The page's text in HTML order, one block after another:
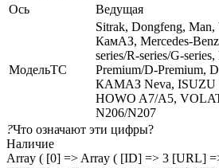
Ось
Ведущая
МодельТС
Sitrak, Dongfeng,
КамАЗ, Mercedes-
series/R-series/G-
Premium/D-
КАМАЗ Neva, ISUZU
HOWO A7/A5,
N206/N207
?Что означают эти цифры?
Наличие
Array ( [0] => Array ( [ID] => 3 [URL]